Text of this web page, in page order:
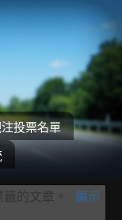
投票名單
籤的文章。
顯示